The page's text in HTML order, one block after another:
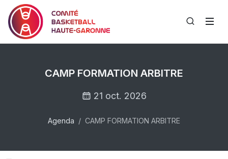
CAMP FORMATION ARBITRE
21 oct. 2026
Agenda CAMP FORMATION ARBITRE